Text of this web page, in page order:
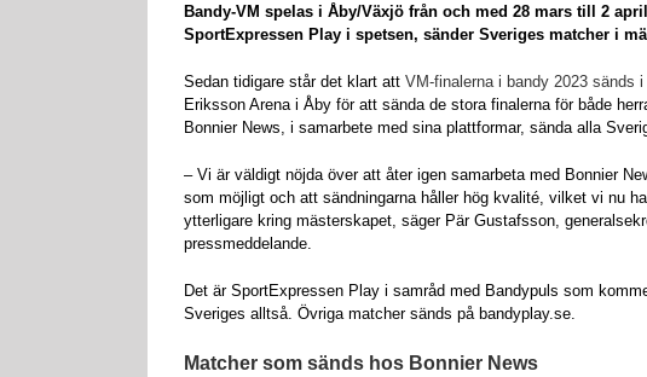
Bandy-VM spelas i Åby/Växjö från och med 28 mars till 2
SportExpressen Play i spetsen, sänder Sveriges matcher i
Sedan tidigare står det klart att VM-finalerna i bandy 2023 sänds i
Eriksson Arena i Åby för att sända de stora finalerna för både
Bonnier News, i samarbete med sina plattformar, sända alla
– Vi är väldigt nöjda över att åter igen samarbeta med Bonnier
som möjligt och att sändningarna håller hög kvalité, vilket vi nu
ytterligare kring mästerskapet, säger Pär Gustafsson,
pressmeddelande.
Det är SportExpressen Play i samråd med Bandypuls som
Sveriges alltså. Övriga matcher sänds på bandyplay.se.
Matcher som sänds hos Bonnier News